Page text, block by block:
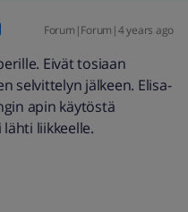
Forum|Forum|4 years ago
Eivät tosiaan
selvittelyn jälkeen. Elisa-
apin käytöstä
liikkeelle.